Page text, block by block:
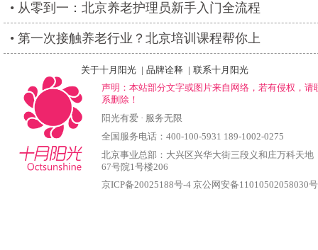
从零到一：北京养老护理员新手入门全流程
第一次接触养老行业？北京培训课程帮你上
关于十月阳光 | 品牌诠释 | 联系十月阳光
声明：本站部分文字或图片来自网络，若有侵权，请
系删除！
阳光有爱 · 服务无限
全国服务电话：400-100-5931 189-1002-0275
北京事业总部：大兴区兴华大街三段义和庄万科天地
67号院1号楼206
京ICP备20025188号-4 京公网安备11010502058030号